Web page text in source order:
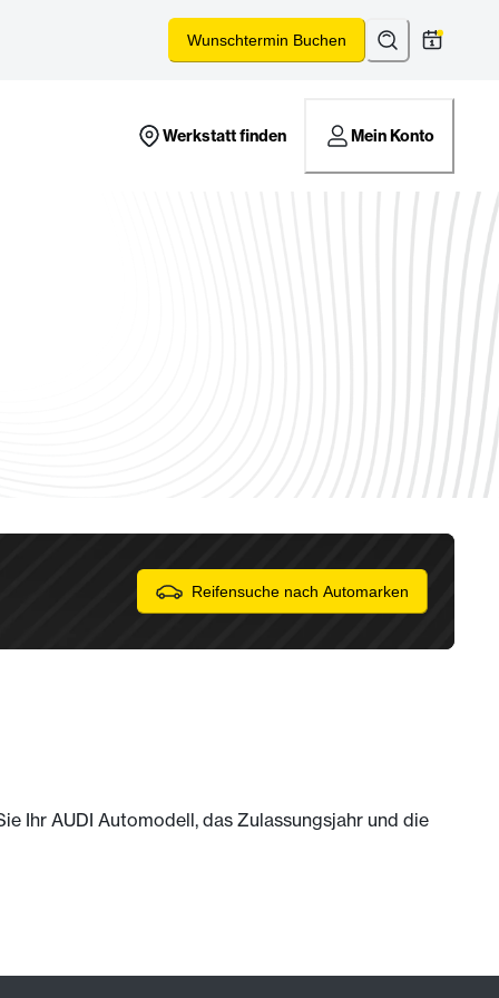
Wunschtermin Buchen Suchen*
Werkstatt finden Mein Konto
Reifensuche nach Automarken
Ihr AUDI Automodell, das Zulassungsjahr und die